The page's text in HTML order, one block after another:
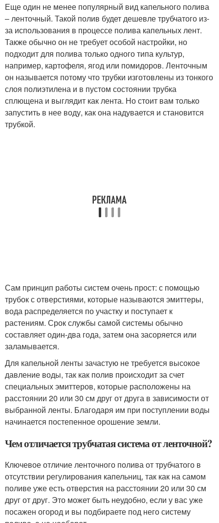
Еще один не менее популярный вид капельного полива
– ленточный. Такой полив будет дешевле трубчатого из-
за использования в процессе полива капельных лент.
Также обычно он не требует особой настройки, но
подходит для полива только одного типа культур,
например, картофеля, ягод или помидоров. Ленточным
он называется потому что трубки изготовлены из тонкого
слоя полиэтилена и в пустом состоянии трубка
сплющена и выглядит как лента. Но стоит вам только
запустить в нее воду, как она надувается и становится
трубкой.
Сам принцип работы систем очень прост: с помощью
трубок с отверстиями, которые называются эмиттеры,
вода распределяется по участку и поступает к
растениям. Срок службы самой системы обычно
составляет один-два года, затем она засоряется или
заламывается.
Для капельной ленты зачастую не требуется высокое
давление воды, так как полив происходит за счет
специальных эмиттеров, которые расположены на
расстоянии 20 или 30 см друг от друга в зависимости от
выбранной ленты. Благодаря им при поступлении воды
начинается постепенное орошение земли.
Чем отличается трубчатая система от ленточной?
Ключевое отличие ленточного полива от трубчатого в
отсутствии регулирования капельниц, так как на самом
поливе уже есть отверстия на расстоянии 20 или 30 см
друг от друг. Это может быть неудобно, если у вас уже
посажен огород и вы подбираете под него систему